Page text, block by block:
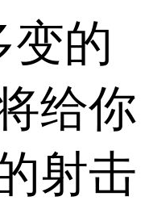
变的
给你
射击